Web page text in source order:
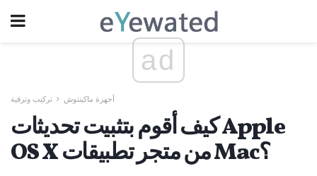
ad
أجهزة ماكينتوش تركيب وترقية
كيف أقوم بتثبيت تحديثات Apple
OS X من متجر تطبيقات Mac؟